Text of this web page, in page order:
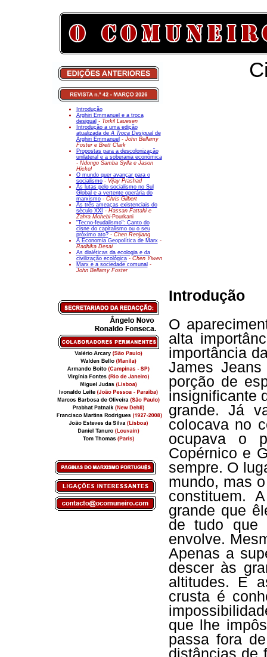
Introdução
Arghiri Emmanuel e a troca
desigual - Torkil Lauesen
Introdução a uma edição
atualizada deA Troca Desigualde
Arghiri Emmanuel - John Bellamy
Foster e Brett Clark
Propostas para a descolonização
unilateral e a soberania económica
- Ndongo Samba Sylla e Jason
Hickel
O mundo quer avançar para o
socialismo- Vijay Prashad
As lutas pelo socialismo no Sul
Global e a vertente operária do
marxismo- Chris Gilbert
As três ameaças existenciais do
século XXI - Hassan Fattahi e
Zahra Mohebi-Pourkani
"Tecno-feudalismo": Canto do
cisne do capitalismo ou o seu
próximo ato? - Chen Renjiang
A Economia Geopolítica de Marx-
Radhika Desai
As dialéticas da ecologia e da
civilização ecológica - Chen Yiwen
Marx e a sociedade comunal -
John Bellamy Foster
Introdução
O
alta
importância
James
porção de
insignificante
grande. Já
colocava no
ocupava o
Copérnico e
sempre. O
mundo, mas
constituem.
grande que
de tudo que
envolve.
Apenas a
descer às
altitudes. E
crusta é
que lhe
passa fora
distâncias de